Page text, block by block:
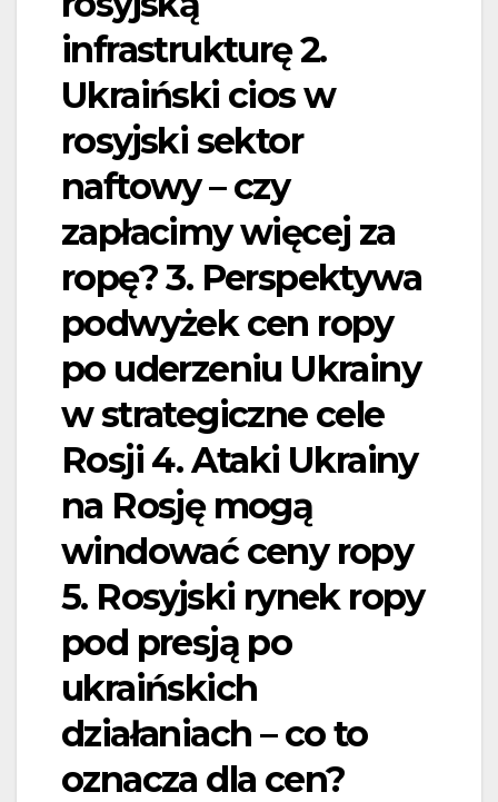
infrastrukturę 2.
Ukraiński cios w
rosyjski sektor
naftowy – czy
zapłacimy więcej za
ropę? 3. Perspektywa
podwyżek cen ropy
po uderzeniu Ukrainy
w strategiczne cele
Rosji 4. Ataki Ukrainy
na Rosję mogą
windować ceny ropy
5. Rosyjski rynek ropy
pod presją po
ukraińskich
działaniach – co to
oznacza dla cen?